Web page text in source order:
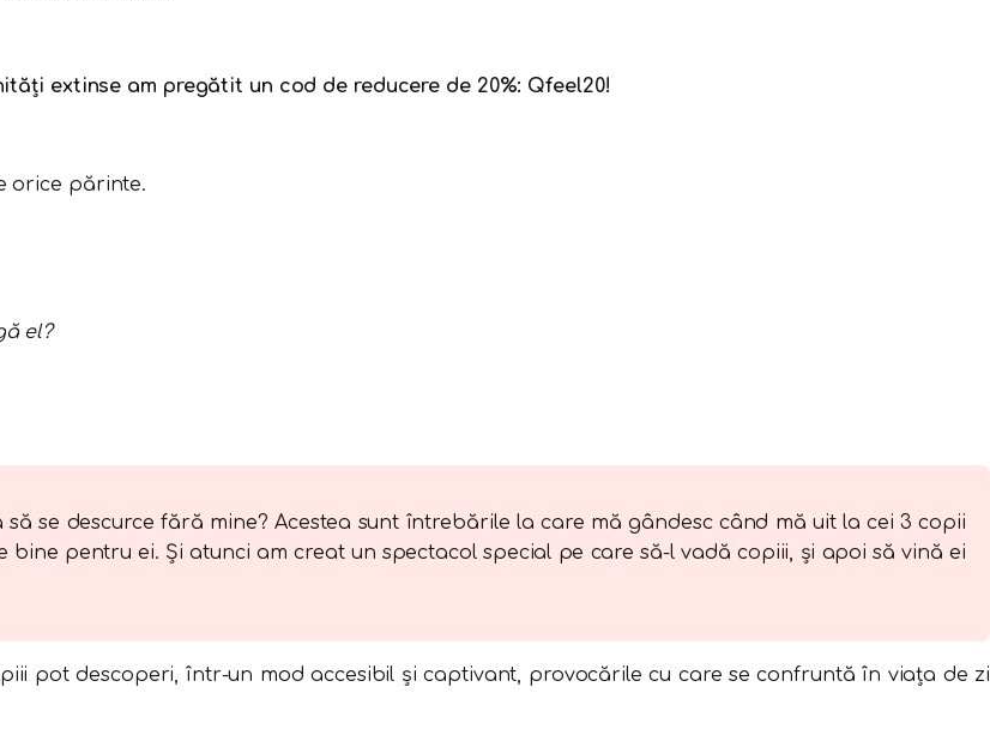
extinse am pregătit un cod de reducere de 20%: Qfeel20!
orice părinte.
el?
se descurce fără mine? Acestea sunt întrebările la care mă gândesc când mă uit la cei 3 copii
bine pentru ei. Și atunci am creat un spectacol special pe care să-l vadă copiii, și apoi să vină ei
pot descoperi, într-un mod accesibil și captivant, provocările cu care se confruntă în viața de zi